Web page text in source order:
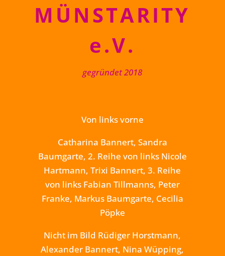
MÜNSTARITY
e.V.
gegründet 2018
Von links vorne
Catharina Bannert, Sandra
Baumgarte, 2. Reihe von links Nicole
Hartmann, Trixi Bannert, 3. Reihe
von links Fabian Tillmanns, Peter
Franke, Markus Baumgarte, Cecilia
Pöpke
Nicht im Bild Rüdiger Horstmann,
Alexander Bannert, Nina Wüpping,